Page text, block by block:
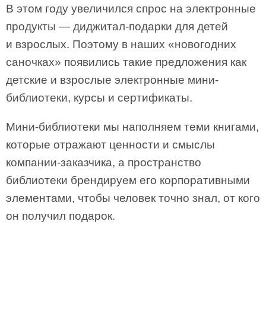
В этом году увеличился спрос на электронные
продукты — диджитал-подарки для детей
и взрослых. Поэтому в наших «новогодних
саночках» появились такие предложения как
детские и взрослые электронные мини-
библиотеки, курсы и сертификаты.
Мини-библиотеки мы наполняем теми книгами,
которые отражают ценности и смыслы
компании-заказчика, а пространство
библиотеки брендируем его корпоративными
элементами, чтобы человек точно знал, от кого
он получил подарок.